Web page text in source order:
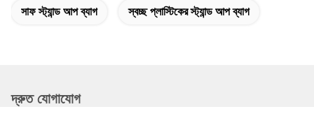
সাফ স্ট্যান্ড আপ ব্যাগ স্বচ্ছ প্লাস্টিকের স্ট্যান্ড আপ ব্যাগ
দ্রুত যোগাযোগ